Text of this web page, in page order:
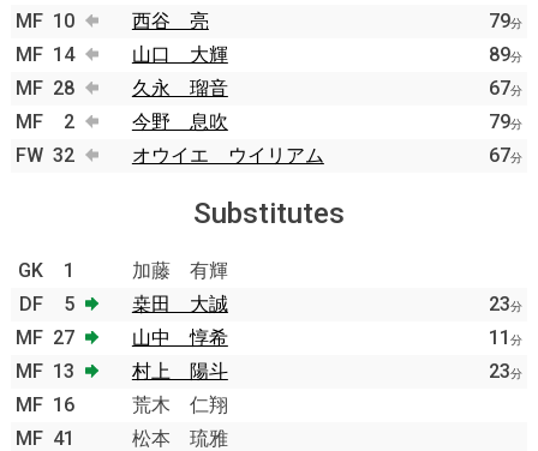
MF 10 西谷 亮 79分
MF 14 山口 大輝 89分
MF 28 久永 瑠音 67分
MF 2 今野 息吹 79分
FW 32 オウイエ ウイリアム 67分
Substitutes
GK 1
加藤 有輝
DF
5 桒田 大誠 23分
MF 27 山中 惇希 11 分
MF 13 村上 陽斗 23分
MF 16
荒木 仁翔
MF 41
松本 琉雅